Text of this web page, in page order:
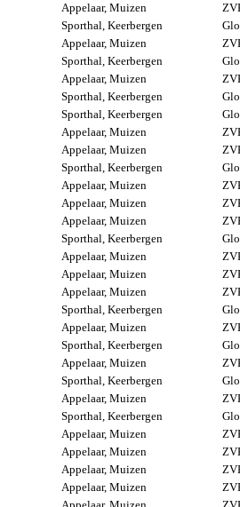
Appelaar, Muizen
Sporthal, Keerbergen
Appelaar, Muizen
Sporthal, Keerbergen
Appelaar, Muizen
Sporthal, Keerbergen
Sporthal, Keerbergen
Appelaar, Muizen
Appelaar, Muizen
Sporthal, Keerbergen
Appelaar, Muizen
Appelaar, Muizen
Appelaar, Muizen
Sporthal, Keerbergen
Appelaar, Muizen
Appelaar, Muizen
Appelaar, Muizen
Sporthal, Keerbergen
Appelaar, Muizen
Sporthal, Keerbergen
Appelaar, Muizen
Sporthal, Keerbergen
Appelaar, Muizen
Sporthal, Keerbergen
Appelaar, Muizen
Appelaar, Muizen
Appelaar, Muizen
Appelaar, Muizen